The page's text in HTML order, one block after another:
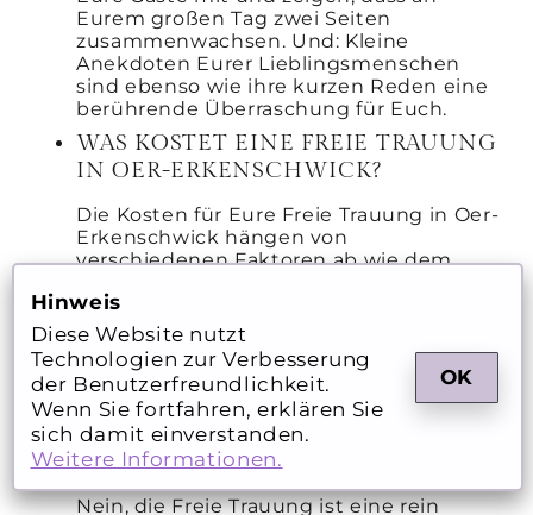
Hinweis
Diese Website nutzt
Technologien zur Ver­bes­serung
der Be­nut­zer­freund­lich­keit.
Wenn Sie fort­fah­ren, er­klä­ren Sie
sich damit ein­ver­stan­den.
Weitere In­for­ma­ti­onen.
OK
Eurem großen Tag zwei Seiten
zusammenwachsen. Und: Kleine
Anekdoten Eurer Lieblingsmenschen
sind ebenso wie ihre kurzen Reden eine
berührende Überraschung für Euch.
WAS KOSTET EINE FREIE TRAUUNG
IN OER-ERKENSCHWICK?
Die Kosten für Eure Freie Trauung in Oer-
Erkenschwick hängen von
verschiedenen Faktoren ab wie dem
eventuellen Zusatzleistungen. Gerne
erstelle ich für Euch ein individuelles
Angebot, das optimal zu Euren
Wünschen passt.
KANN DIE FREIE TRAUUNG DIE
STANDESAMTLICHE TRAUUNG
ERSETZEN?
Nein, die Freie Trauung ist eine rein